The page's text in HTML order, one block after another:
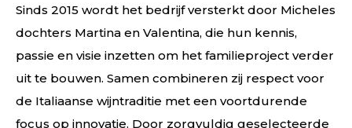
Sinds 2015 wordt het bedrijf versterkt door Micheles
dochters Martina en Valentina, die hun kennis,
passie en visie inzetten om het familieproject verder
uit te bouwen. Samen combineren zij respect voor
de Italiaanse wijntraditie met een voortdurende
focus op innovatie. Door zorgvuldig geselecteerde